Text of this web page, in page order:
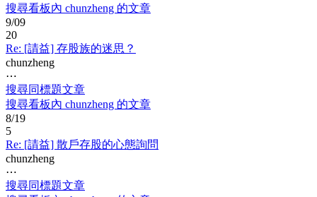
搜尋看板內 chunzheng 的文章
9/09
20
Re: [請益] 存股族的迷思？
chunzheng
⋯
搜尋同標題文章
搜尋看板內 chunzheng 的文章
8/19
5
Re: [請益] 散戶存股的心態詢問
chunzheng
⋯
搜尋同標題文章